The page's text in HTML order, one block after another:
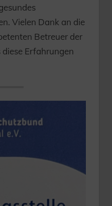
Vielen Dank an die
Betreuer der
Erfahrungen